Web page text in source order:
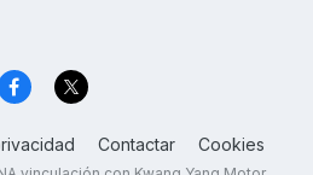
Contactar Cookies